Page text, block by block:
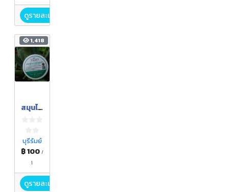
ดูรายละเอียด
1,418
สมุนไพ
บุรีรัมย์
฿ 100 /
1
ดูรายละเอียด